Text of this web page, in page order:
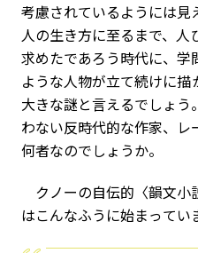
考慮されているようには
人の生き方に至るまで、
求めたであろう時代に、
ような人物が立て続けに
大きな謎と言えるでしょ
わない反時代的な作家、
何者なのでしょうか。
クノーの自伝的〈韻文小
はこんなふうに始まってい